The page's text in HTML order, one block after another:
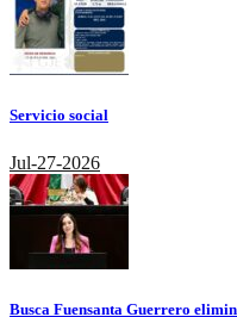
Servicio social
Jul-27-2026
Busca Fuensanta Guerrero